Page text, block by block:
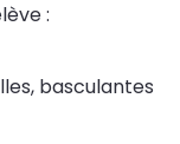
:
basculantes